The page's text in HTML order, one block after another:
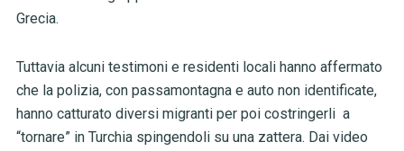
Grecia.
Tuttavia alcuni testimoni e residenti locali hanno affermato
che la polizia, con passamontagna e auto non identificate,
hanno catturato diversi migranti per poi costringerli a
“tornare” in Turchia spingendoli su una zattera. Dai video